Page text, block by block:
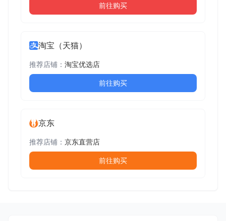
前往购买
淘宝（天猫）
推荐店铺： 淘宝优选店
前往购买
京东
推荐店铺： 京东直营店
前往购买